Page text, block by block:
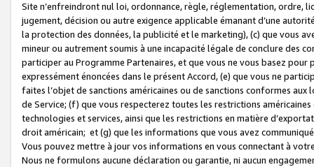
Site n’enfreindront nul loi, ordonnance, règle, réglementation, ordre,
jugement, décision ou autre exigence applicable émanant d’une
la protection des données, la publicité et le marketing), (c) que vous
mineur ou autrement soumis à une incapacité légale de conclure des
participer au Programme Partenaires, et que vous ne vous basez
expressément énoncées dans le présent Accord, (e) que vous ne
faites l’objet de sanctions américaines ou de sanctions conformes
de Service; (f) que vous respecterez toutes les restrictions
technologies et services, ainsi que les restrictions en matière
droit américain; et (g) que les informations que vous avez
Vous pouvez mettre à jour vos informations en vous connectant à
Nous ne formulons aucune déclaration ou garantie, ni aucun